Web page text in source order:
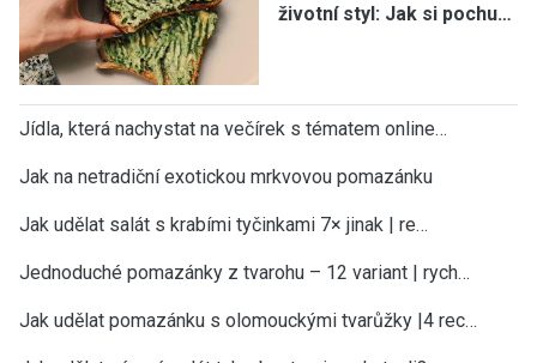
životní styl: Jak si pochu…
Jídla, která nachystat na večírek s tématem online…
Jak na netradiční exotickou mrkvovou pomazánku
Jak udělat salát s krabími tyčinkami 7× jinak | re…
Jednoduché pomazánky z tvarohu – 12 variant | rych…
Jak udělat pomazánku s olomouckými tvarůžky |4 rec…